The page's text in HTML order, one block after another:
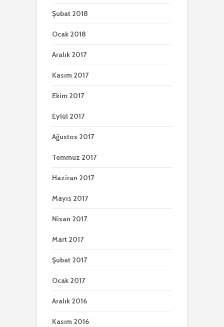
Şubat 2018
Ocak 2018
Aralık 2017
Kasım 2017
Ekim 2017
Eylül 2017
Ağustos 2017
Temmuz 2017
Haziran 2017
Mayıs 2017
Nisan 2017
Mart 2017
Şubat 2017
Ocak 2017
Aralık 2016
Kasım 2016